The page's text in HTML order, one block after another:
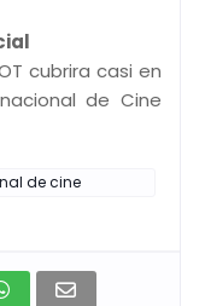
cubrira casi en
de Cine
de cine